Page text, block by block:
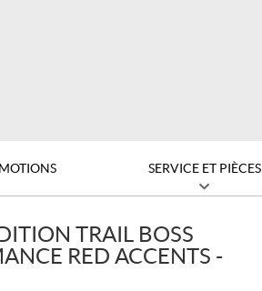
SERVICE ET PIÈCES
TRAIL BOSS
RED ACCENTS -